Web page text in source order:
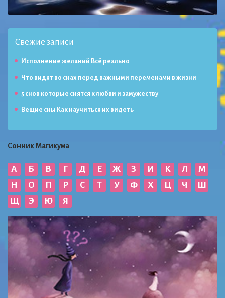
Свежие записи
Исполнение желаний Всё реально
Что видят во снах перед важными переменами в жизни
5 снов которые снятся к любви и замужеству
Вещие сны Как научиться их видеть
Сонник Магикума
А Б В Г Д Е Ж З И К Л
М
Н
О П Р С Т У Ф Х Ц Ч
Ш
Щ
Э Ю Я